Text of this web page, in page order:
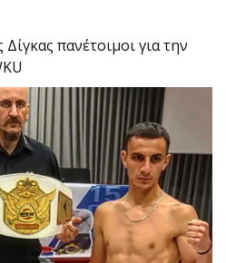
πανέτοιμοι για την